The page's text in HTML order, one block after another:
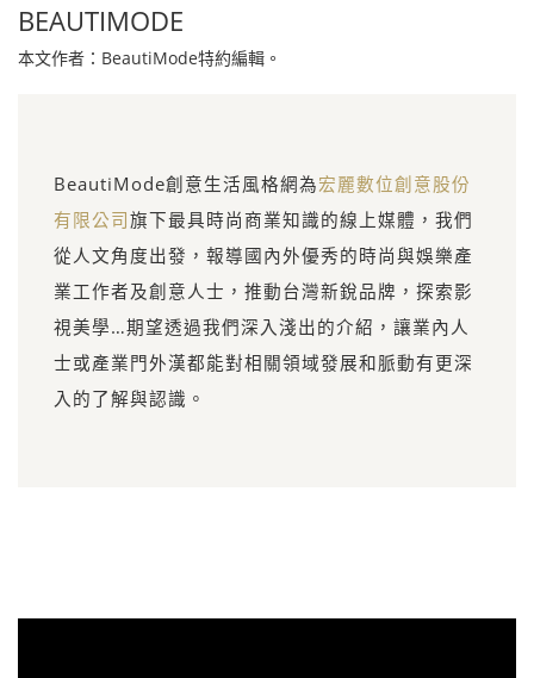
BEAUTIMODE
本文作者：BeautiMode特約編輯。
BeautiMode創意生活風格網為宏麗數位創意股份
有限公司旗下最具時尚商業知識的線上媒體，我們
從人文角度出發，報導國內外優秀的時尚與娛樂產
業工作者及創意人士，推動台灣新銳品牌，探索影
視美學…期望透過我們深入淺出的介紹，讓業內人
士或產業門外漢都能對相關領域發展和脈動有更深
入的了解與認識。